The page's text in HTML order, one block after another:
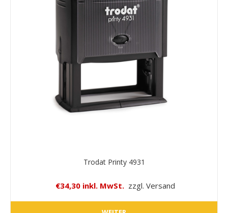
Trodat Printy 4931
€34,30 inkl. MwSt. zzgl. Versand